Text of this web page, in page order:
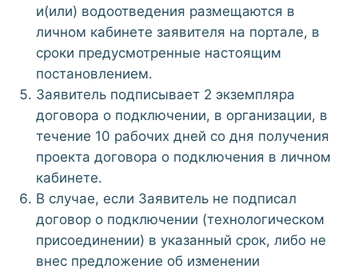
и(или) водоотведения размещаются в
личном кабинете заявителя на портале, в
сроки предусмотренные настоящим
постановлением.
Заявитель подписывает 2 экземпляра
договора о подключении, в организации, в
течение 10 рабочих дней со дня получения
проекта договора о подключения в личном
кабинете.
В случае, если Заявитель не подписал
договор о подключении (технологическом
присоединении) в указанный срок, либо не
внес предложение об изменении